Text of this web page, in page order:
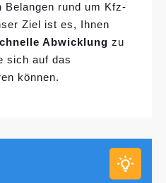
Belangen rund um Kfz-
Ziel ist es, Ihnen
Abwicklung zu
sich auf das
können.